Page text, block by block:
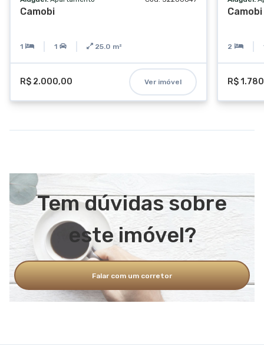
Camobi
1 1 25.0 m²
R$ 2.000,00 Ver imóvel
Camobi
2
R$
Tem dúvidas sobre
este imóvel?
Falar com um corretor